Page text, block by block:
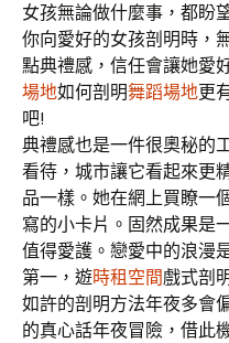
女孩無論做什麼事，都盼
你向愛好的女孩剖明時，
點典禮感，信任會讓她愛
場地如何剖明舞蹈場地更
吧!
典禮感也是一件很奧秘的
看待，城市讓它看起來更
品一樣。她在網上買瞭一
寫的小卡片。固然成果是
值得愛護。戀愛中的浪漫
第一，遊時租空間戲式剖
如許的剖明方法年夜多會
的真心話年夜冒險，借此